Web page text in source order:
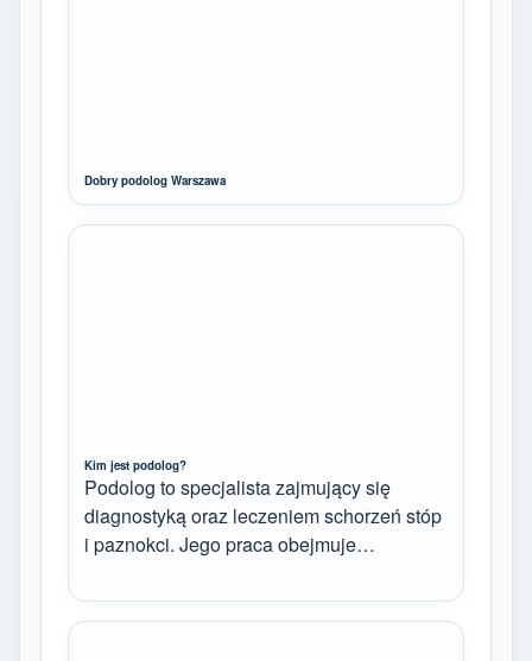
Dobry podolog Warszawa
Kim jest podolog?
Podolog to specjalista zajmujący się
diagnostyką oraz leczeniem schorzeń stóp
i paznokci. Jego praca obejmuje…